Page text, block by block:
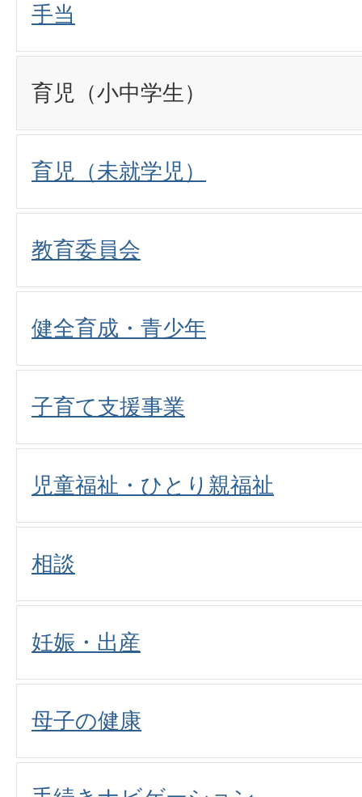
手当
育児（小中学生）
育児（未就学児）
教育委員会
健全育成・青少年
子育て支援事業
児童福祉・ひとり親福祉
相談
妊娠・出産
母子の健康